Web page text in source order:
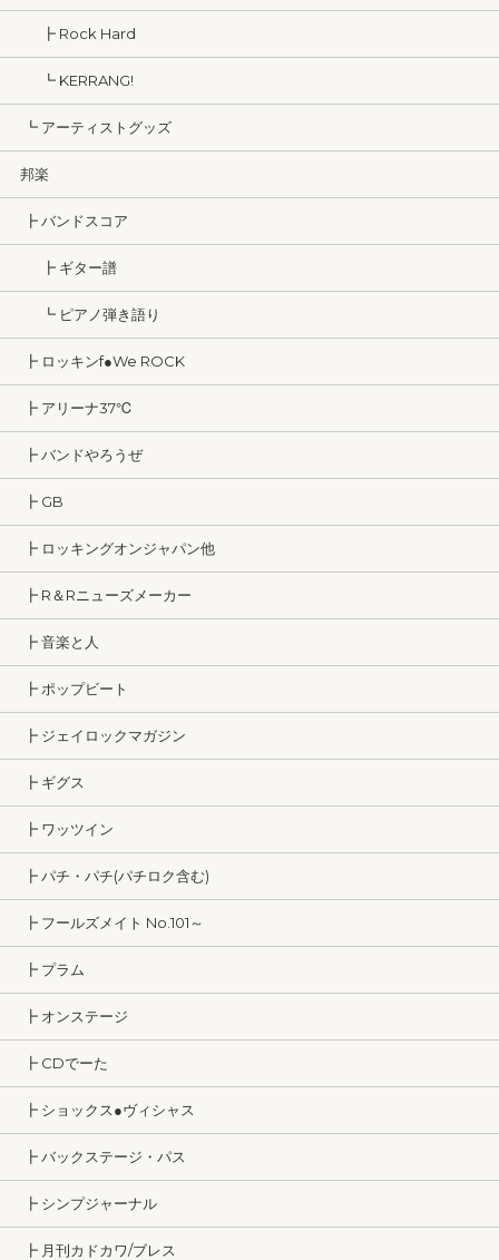
┣ Rock Hard
┗ KERRANG!
┗ アーティストグッズ
邦楽
┣ バンドスコア
┣ ギター譜
┗ ピアノ弾き語り
┣ ロッキンf●We ROCK
┣ アリーナ37℃
┣ バンドやろうぜ
┣ GB
┣ ロッキングオンジャパン他
┣ R＆Rニューズメーカー
┣ 音楽と人
┣ ポップビート
┣ ジェイロックマガジン
┣ ギグス
┣ ワッツイン
┣ パチ・パチ(パチロク含む)
┣ フールズメイト No.101～
┣ プラム
┣ オンステージ
┣ CDでーた
┣ ショックス●ヴィシャス
┣ バックステージ・パス
┣ シンプジャーナル
┣ 月刊カドカワ/ブレス